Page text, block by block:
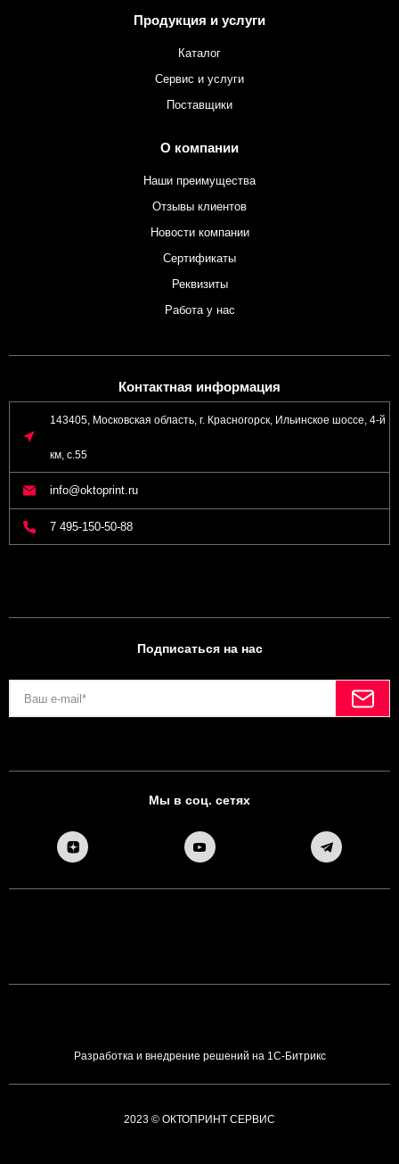
Продукция и услуги
Каталог
Сервис и услуги
Поставщики
О компании
Наши преимущества
Отзывы клиентов
Новости компании
Сертификаты
Реквизиты
Работа у нас
Контактная информация
143405, Московская область, г. Красногорск, Ильинское шоссе, 4-й
км, с.55
info@oktoprint.ru
7 495-150-50-88
Подписаться на нас
Мы в соц. сетях
Разработка и внедрение решений на 1С-Битрикс
2023 © ОКТОПРИНТ СЕРВИС